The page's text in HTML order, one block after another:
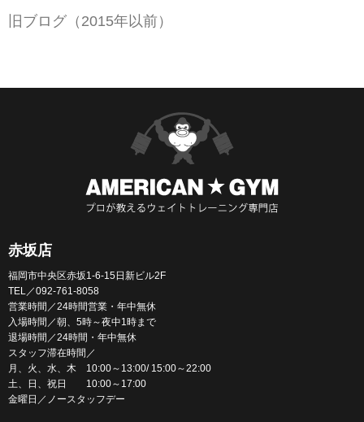
旧ブログ（2015年以前）
赤坂店
福岡市中央区赤坂1-6-15日新ビル2F
TEL／092-761-8058
営業時間／24時間営業・年中無休
入場時間／朝、5時～夜中1時まで
退場時間／24時間・年中無休
スタッフ滞在時間／
月、火、水、木 10:00～13:00/ 15:00～22:00
土、日、祝日 10:00～17:00
金曜日／ノースタッフデー